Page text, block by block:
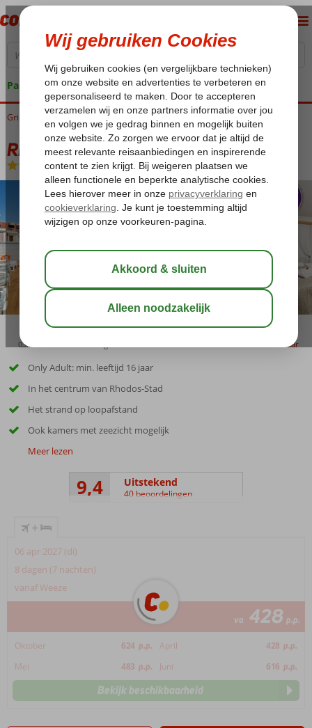
Pakketgarantie
Home
Griekenland Rhodos Rhodos-Stad Rhodos Horizon City
Rhodos Horizon City
Logies en ontbijt-Hotel
03:45 bewaar
Only Adult: min. leeftijd 16 jaar
In het centrum van Rhodos-Stad
Het strand op loopafstand
Ook kamers met zeezicht mogelijk
Meer lezen
9,4 Uitstekend
40 beoordelingen
+
06 apr 2027 (di)
8 dagen (7 nachten)
vanaf Weeze
va 428 p.p.
Oktober 624 p.p. April 428 p.p.
Mei
483 p.p. Juni 616 p.p.
Bekijk beschikbaarheid